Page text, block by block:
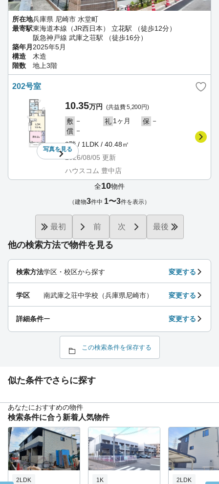
所在地兵庫県 尼崎市 水堂町
最寄駅東海道本線（JR西日本） 立花駅 （徒歩12分）
阪急神戸線 武庫之荘駅 （徒歩16分）
築年月 2025年5月
構造
木造
階数
地上3階
202号室
写真を見る
10.35万円 (共益費 5,200円)
敷 － 礼 1ヶ月 保 －
償 －
2階 / 1LDK / 40.48㎡
2026/08/05 更新
ハウスコム 豊中店
他の検索方法で物件を見る
検索方法学区・校区から探す 変更する
学区 南武庫之荘中学校（兵庫県尼崎市） 変更する
詳細条件ー 変更する
この検索条件を保存する
全10物件
（建物3件中 1〜3件を表示）
最初 前 次 最後
似た条件でさらに探す
あなたにおすすめの物件
検索条件に合う新着人気物件
2LDK 1K 2LDK